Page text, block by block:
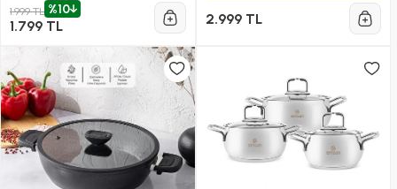
1.999 TL %10
1.799 TL 2.999 TL